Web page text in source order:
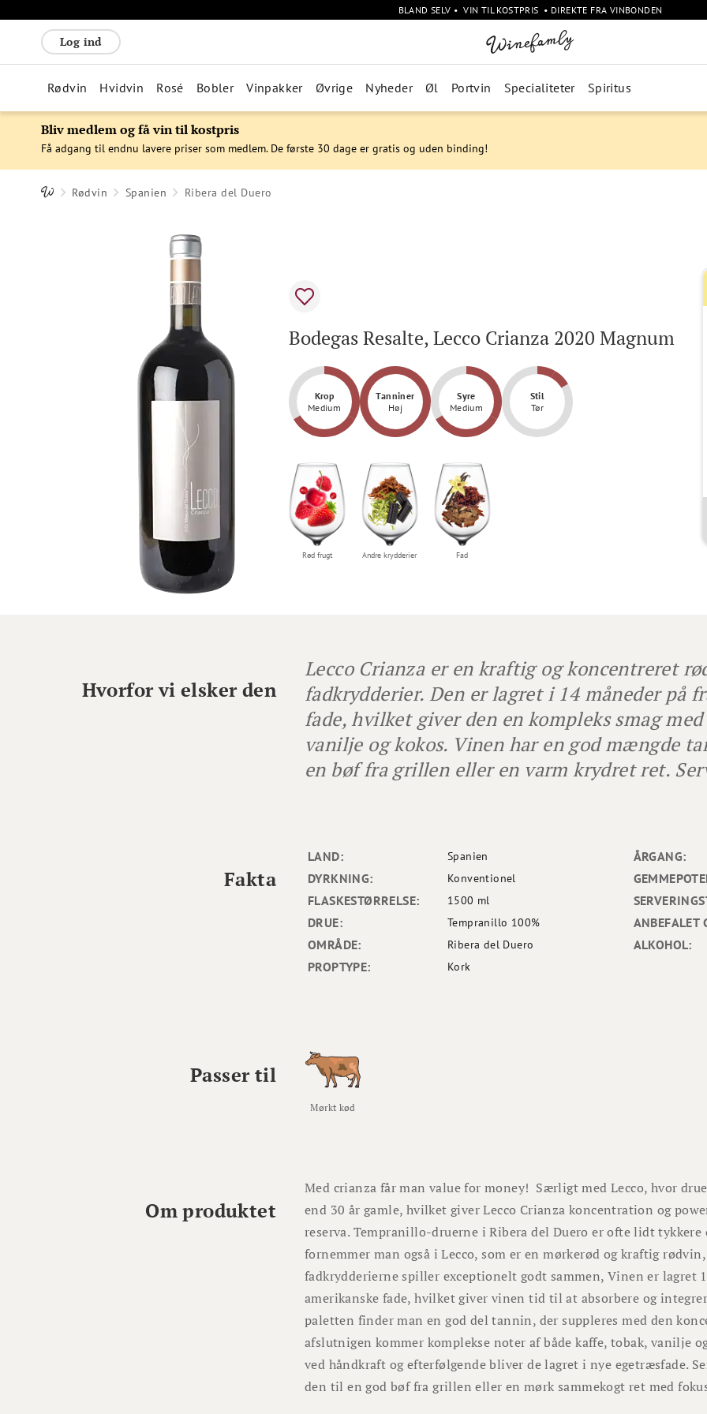
BLAND SELV • VIN TIL KOSTPRIS • DIREKTE FRA VINBONDEN
Log ind
Rødvin Hvidvin Rosé Bobler Vinpakker Øvrige Nyheder Øl Portvin Specialiteter Spiritus
Bliv medlem og få vin til kostpris
Få adgang til endnu lavere priser som medlem. De første 30 dage er gratis og uden binding!
Rødvin Spanien Ribera del Duero
Bodegas Resalte, Lecco Crianza 2020 Magnum
Krop
Medium
Tanniner
Høj
Syre
Medium
Stil
Tør
Rød frugt Andre krydderier Fad
Hvorfor vi elsker den
Lecco Crianza er en kraftig og koncentreret
fadkrydderier. Den er lagret i 14 måneder på
fade, hvilket giver den en kompleks smag
vanilje og kokos. Vinen har en god mængde
en bøf fra grillen eller en varm krydret ret.
LAND: Spanien
DYRKNING: Konventionel
FLASKESTØRRELSE: 1500 ml
DRUE: Tempranillo 100%
OMRÅDE: Ribera del Duero
PROPTYPE: Kork
ÅRGANG:
ANBEFALET
ALKOHOL:
Fakta
Passer til
Mørkt kød
Om produktet
Med crianza får man value for money! Særligt med Lecco, hvor
end 30 år gamle, hvilket giver Lecco Crianza koncentration og
reserva. Tempranillo-druerne i Ribera del Duero er ofte lidt
fornemmer man også i Lecco, som er en mørkerød og kraftig
fadkrydderierne spiller exceptionelt godt sammen, Vinen er lagret
amerikanske fade, hvilket giver vinen tid til at absorbere og
paletten finder man en god del tannin, der suppleres med den
afslutnigen kommer komplekse noter af både kaffe, tobak, vanilje
ved håndkraft og efterfølgende bliver de lagret i nye egetræsfade.
den til en god bøf fra grillen eller en mørk sammekogt ret med